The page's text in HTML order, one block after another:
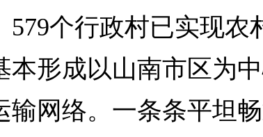
579个行政村已实现农
本形成以山南市区为
输网络。一条条平坦